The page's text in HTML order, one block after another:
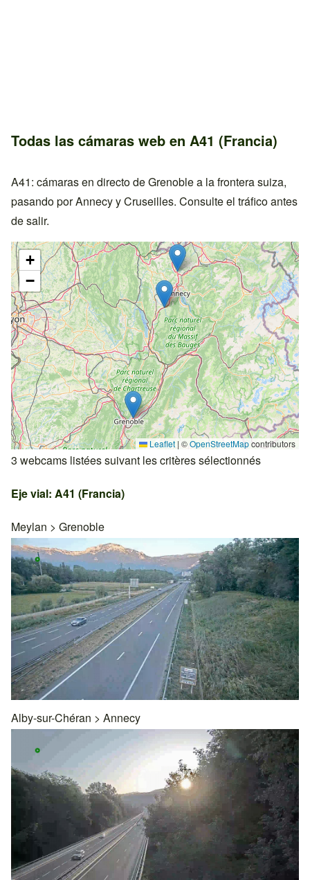
Todas las cámaras web en A41 (Francia)
A41: cámaras en directo de Grenoble a la frontera suiza,
pasando por Annecy y Cruseilles. Consulte el tráfico antes
de salir.
+
−
Leaflet | ©OpenStreetMapcontributors
3 webcams listées suivant les critères sélectionnés
Eje vial: A41 (Francia)
Meylan > Grenoble
Alby-sur-Chéran > Annecy